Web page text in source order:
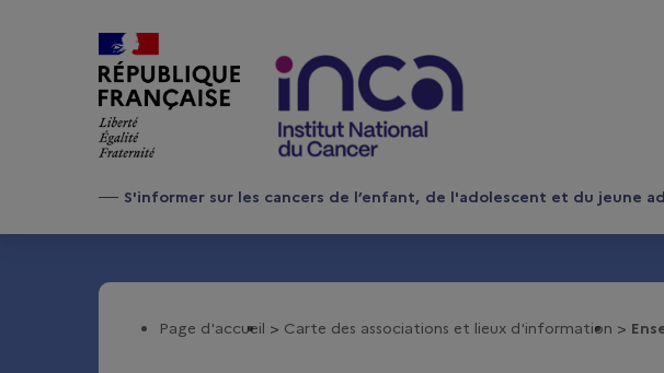
S'informer sur les cancers de l’enfant, de l'adolescent et du jeune
Page d'accueil Carte des associations et lieux d'information